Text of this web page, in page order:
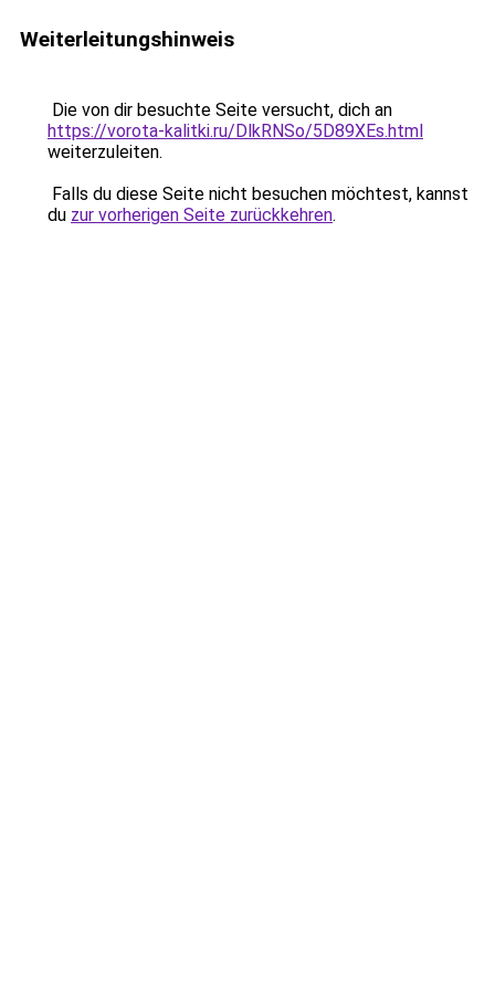
Weiterleitungshinweis
Die von dir besuchte Seite versucht, dich an
https://vorota-kalitki.ru/DlkRNSo/5D89XEs.html
weiterzuleiten.
Falls du diese Seite nicht besuchen möchtest, kannst
du zur vorherigen Seite zurückkehren.